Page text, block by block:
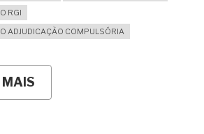
RGI
ADJUDICAÇÃO COMPULSÓRIA
MAIS
ATA